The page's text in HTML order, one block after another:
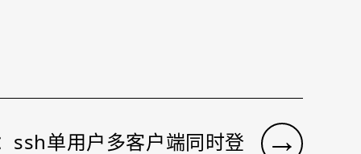
→
ssh单用户多客户端同时登